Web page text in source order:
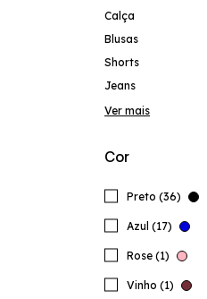
Calça
Blusas
Shorts
Jeans
Ver mais
Cor
Preto (36)
Azul (17)
Rose (1)
Vinho (1)